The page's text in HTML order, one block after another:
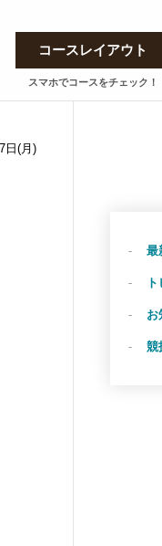
コースレイアウト
スマホでコースをチェック！
日(月)
最
お
競